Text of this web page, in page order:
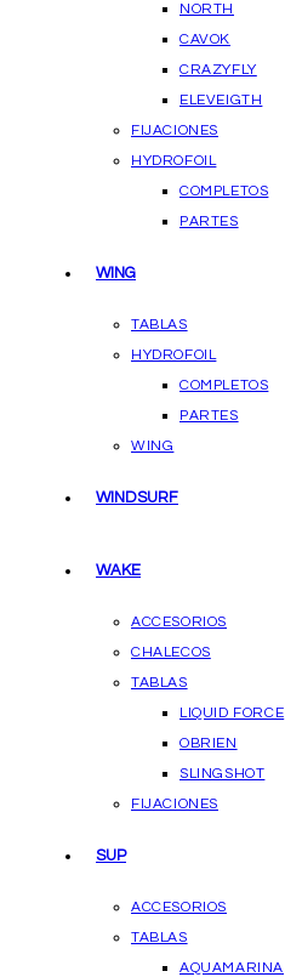
NORTH
CAVOK
CRAZYFLY
ELEVEIGTH
FIJACIONES
HYDROFOIL
COMPLETOS
PARTES
WING
TABLAS
HYDROFOIL
COMPLETOS
PARTES
WING
WINDSURF
WAKE
ACCESORIOS
CHALECOS
TABLAS
LIQUID FORCE
OBRIEN
SLINGSHOT
FIJACIONES
SUP
ACCESORIOS
TABLAS
AQUAMARINA